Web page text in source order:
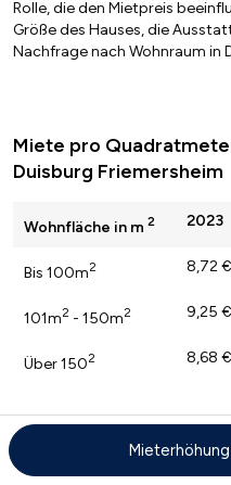
Rolle, die den Mietpreis
Größe des Hauses, die
Nachfrage nach Wohnraum in
Miete pro
Duisburg Friemersheim
Wohnfläche in m 2 2023
Bis 100m2 8,72 €
101m2 - 150m2 9,25 €
Über 1502 8,68 €
Mietpreise pro